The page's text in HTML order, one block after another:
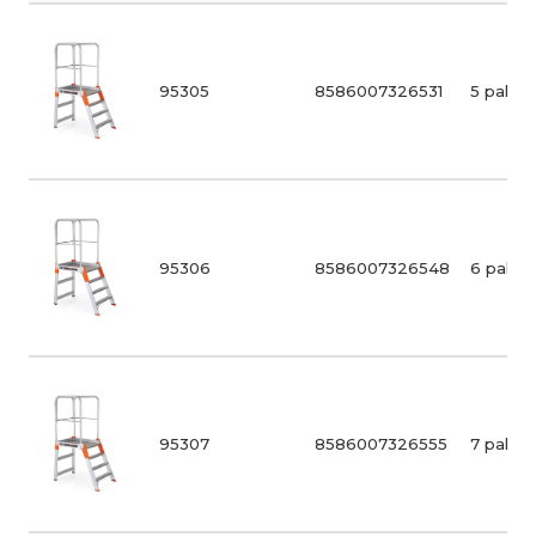
95305 8586007326531 5
95306 8586007326548 6
95307 8586007326555 7